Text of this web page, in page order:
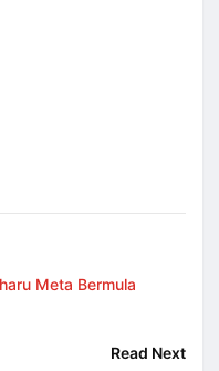
Meta Bermula
Read Next